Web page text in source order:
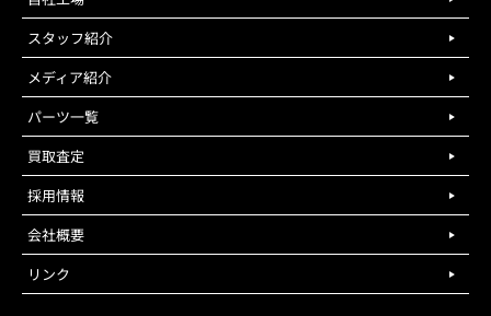
スタッフ紹介
メディア紹介
パーツ一覧
買取査定
採用情報
会社概要
リンク